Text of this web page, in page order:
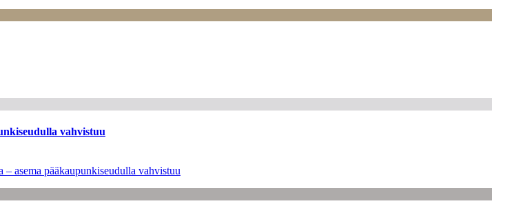
vahvistuu
asema pääkaupunkiseudulla vahvistuu